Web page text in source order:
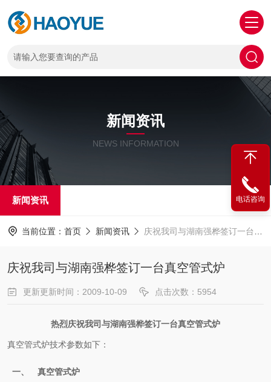
新闻资讯
NEWS INFORMATION
新闻资讯
当前位置： 首页 新闻资讯 庆祝我司与湖南强桦签订一台真空管式炉
庆祝我司与湖南强桦签订一台真空管式炉
更新更新时间：2009-10-09 点击次数：5954
热烈庆祝我司与湖南强桦签订一台真空管式炉
真空管式炉技术参数如下：
一、
真空管式炉
电话咨询